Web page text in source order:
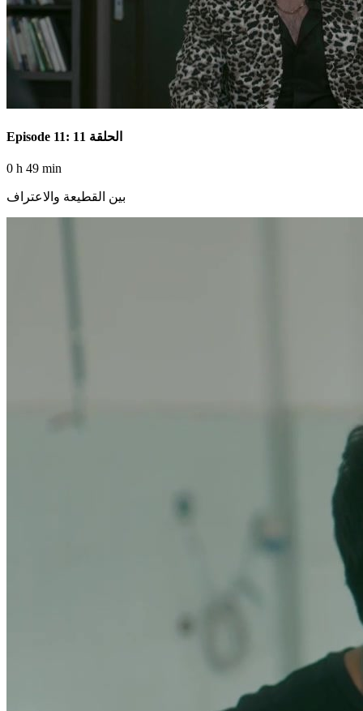
Episode 11: الحلقة 11
0 h 49 min
بين القطيعة والاعتراف